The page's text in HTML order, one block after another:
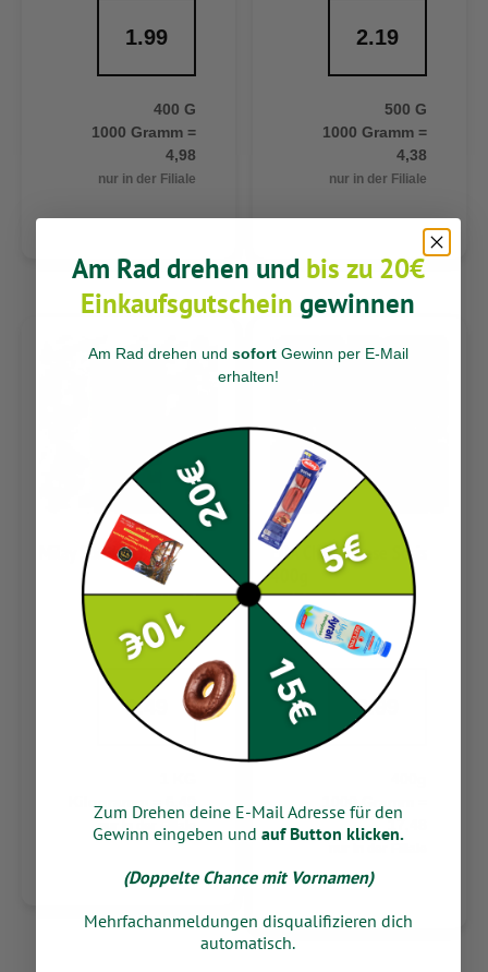
1.99
400 G
1000 Gramm =
4,98
nur in der Filiale
2.19
500 G
1000 Gramm =
4,38
nur in der Filiale
Milay Sucuk Aci 1kg
6.49
nur in der Filiale
EDA Chili Cheese Sosis
400g
6.99
Am Rad drehen und bis zu 20€
Einkaufsgutschein gewinnen
Am Rad drehen und sofort Gewinn per E-Mail
erhalten!
Zum Drehen deine E-Mail Adresse für den
Gewinn eingeben und auf Button klicken.
(Doppelte Chance mit Vornamen)
Mehrfachanmeldungen disqualifizieren dich
automatisch.